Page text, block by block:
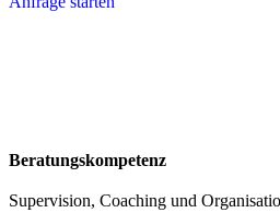
Beratungskompetenz
Supervision, Coaching und